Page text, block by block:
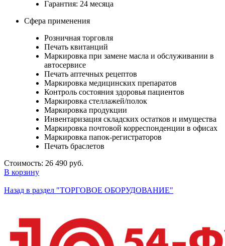
Гарантия: 24 месяца
Сфера применения
Розничная торговля
Печать квитанций
Маркировка при замене масла и обслуживании в
автосервисе
Печать аптечных рецептов
Маркировка медицинских препаратов
Контроль состояния здоровья пациентов
Маркировка стеллажей/полок
Маркировка продукции
Инвентаризация складских остатков и имущества
Маркировка почтовой корреспонденции в офисах
Маркировка папок-регистраторов
Печать браслетов
Стоимость: 26 490 руб.
В корзину
Назад в раздел "ТОРГОВОЕ ОБОРУДОВАНИЕ"